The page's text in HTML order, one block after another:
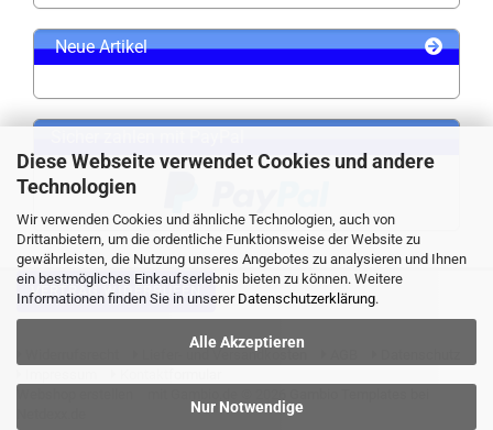
Diese Webseite verwendet Cookies und andere
Technologien
Wir verwenden Cookies und ähnliche Technologien, auch von
Drittanbietern, um die ordentliche Funktionsweise der Website zu
gewährleisten, die Nutzung unseres Angebotes zu analysieren und Ihnen
ein bestmögliches Einkaufserlebnis bieten zu können. Weitere
Informationen finden Sie in unserer Datenschutzerklärung.
Alle Akzeptieren
Nur Notwendige
Neue Artikel
VERTRAG WIDERRUFEN
Liefer- und Versandkosten